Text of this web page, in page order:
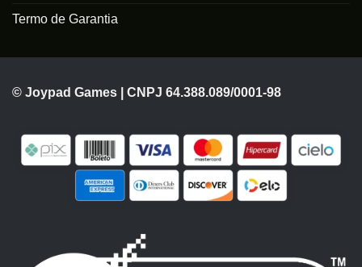
Termo de Garantia
© Joypad Games | CNPJ 64.388.089/0001-98